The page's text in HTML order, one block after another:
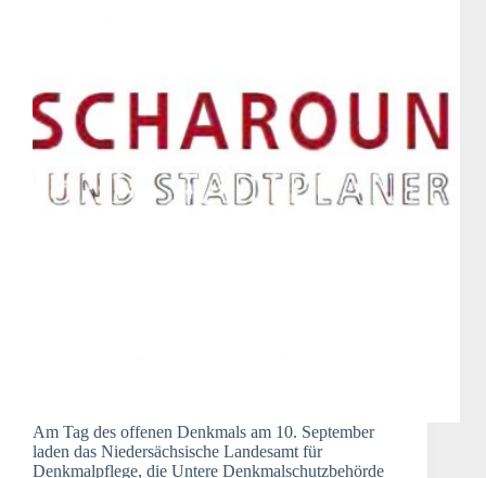
Am Tag des offenen Denkmals am 10. September
laden das Niedersächsische Landesamt für
Denkmalpflege, die Untere Denkmalschutzbehörde